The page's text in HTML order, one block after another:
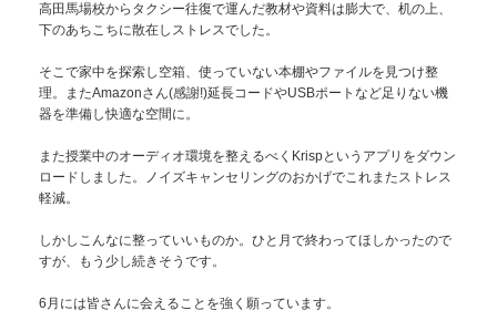
高田馬場校からタクシー往復で運んだ教材や資料は膨大で、机の上、
下のあちこちに散在しストレスでした。
そこで家中を探索し空箱、使っていない本棚やファイルを見つけ整
理。またAmazonさん(感謝!)延長コードやUSBポートなど足りない機
器を準備し快適な空間に。
また授業中のオーディオ環境を整えるべくKrispというアプリをダウン
ロードしました。ノイズキャンセリングのおかげでこれまたストレス
軽減。
しかしこんなに整っていいものか。ひと月で終わってほしかったので
すが、もう少し続きそうです。
6月には皆さんに会えることを強く願っています。